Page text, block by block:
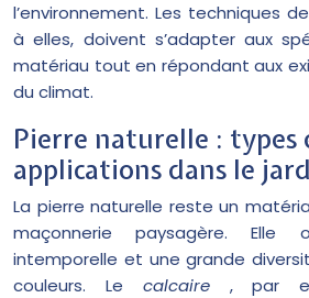
l’environnement. Les techniques
à elles, doivent s’adapter aux
matériau tout en répondant aux
du climat.
Pierre naturelle : types
applications dans le
La pierre naturelle reste un
maçonnerie paysagère.
intemporelle et une grande
couleurs. Le calcaire , par